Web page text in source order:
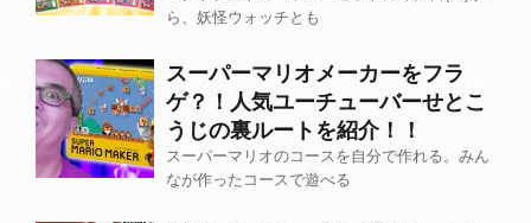
ら、妖怪ウォッチとも
スーパーマリオメーカーをフラ
ゲ？！人気ユーチューバーせとこ
うじの裏ルートを紹介！！
スーパーマリオのコースを自分で作れる。みん
なが作ったコースで遊べる